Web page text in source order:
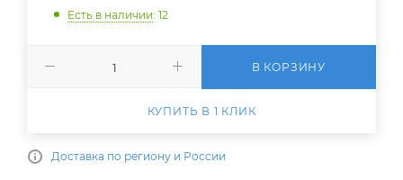
Есть в наличии: 12
В КОРЗИНУ
КУПИТЬ В 1 КЛИК
Доставка по региону и России